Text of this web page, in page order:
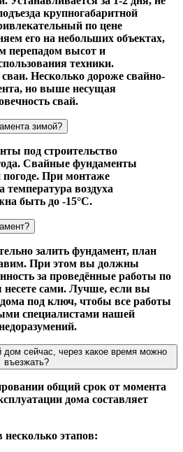
крупногабаритной
по цене
его на небольших объектах,
перепадом высот и
техники.
Несколько дороже свайно-
но выше несущая
свай.
зимой?
под строительство
Свайные фундаменты
При монтаже
воздуха
быть до -15°С.
залить фундамент, план
При этом вы должны
за проведённые работы по
сами. Лучше, если вы
дома под ключ, чтобы все работы
специалистами нашей
дом сейчас, через какое время можно
въезжать?
общий срок от момента
дома составляет
несколько этапов: